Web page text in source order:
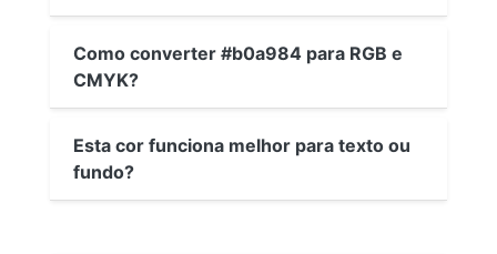
Como converter #b0a984 para RGB e
CMYK?
Esta cor funciona melhor para texto ou
fundo?